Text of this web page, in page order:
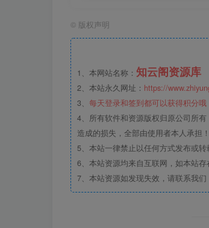
© 版权声明
1、本网站名称： 知云阁资源库
2、本站永久网址： https://
3、 每天登录和签到都可以获得积分哦
4、所有软件和资源版权归原公司所
造成的损失，全部由使用者本人承担！
5、本站一律禁止以任何方式发布或
6、本站资源均来自互联网，如本站
7、本站资源如发现失效，请联系我们